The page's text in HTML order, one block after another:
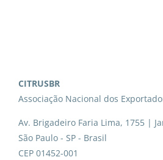
CITRUSBR
Associação Nacional dos
Av. Brigadeiro Faria Lima, 1755 |
São Paulo - SP - Brasil
CEP 01452-001